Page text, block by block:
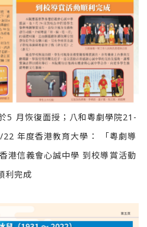
5 月恢復面授；八和粵劇學院21-
年度香港教育大學： 「粵劇導
港信義會心誠中學 到校導賞活動
利完成